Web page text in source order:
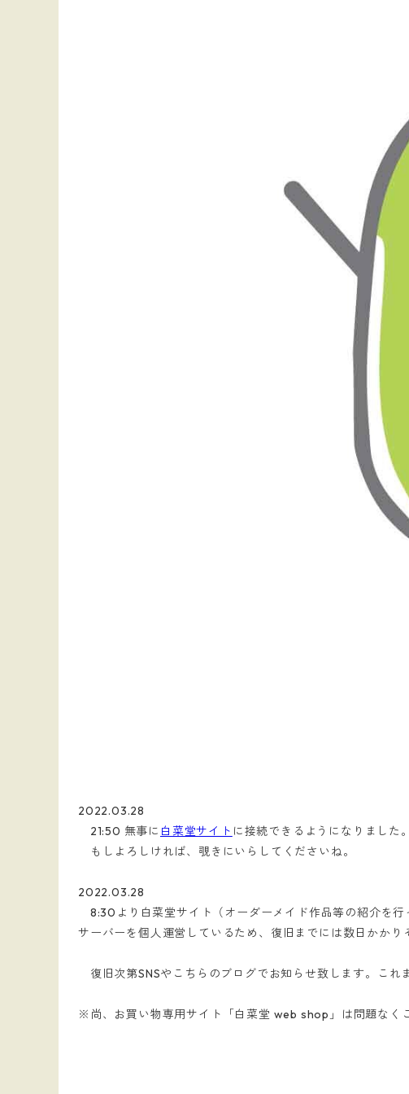
2022.03.28
21:50 無事に 白菜堂サイト に接続できるようになりました。
もしよろしければ、覗きにいらしてくださいね。
2022.03.28
8:30より白菜堂サイト（オーダーメイド作品等の紹介を行
サーバーを個人運営しているため、復旧までには数日かかり
復旧次第SNSやこちらのブログでお知らせ致します。これ
※尚、お買い物専用サイト「白菜堂 web shop」は問題なく